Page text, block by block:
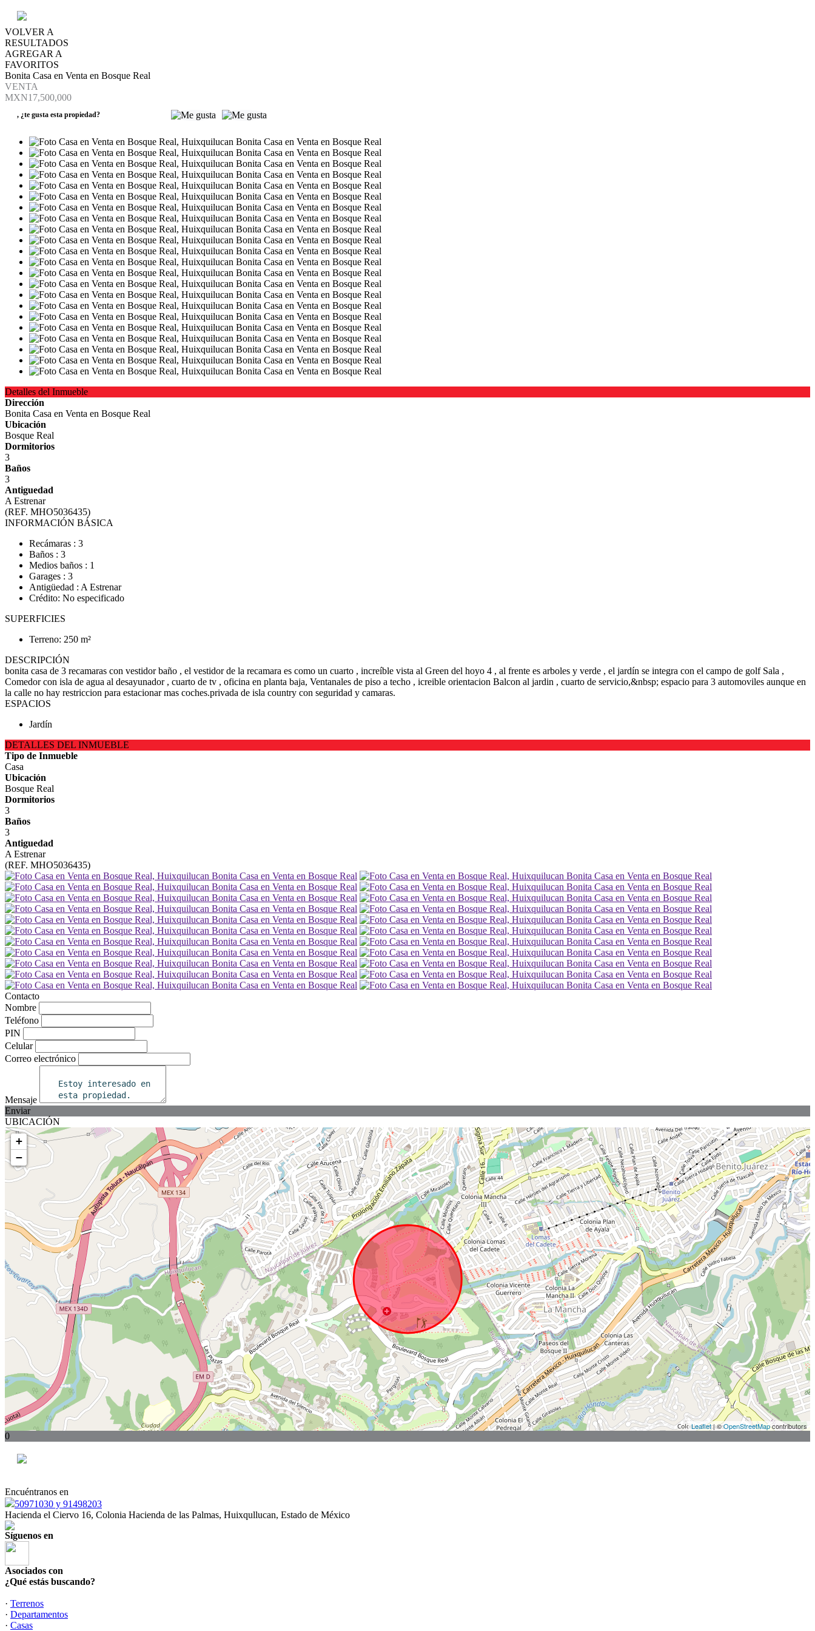
VOLVER A
RESULTADOS
AGREGAR A
FAVORITOS
Bonita Casa en Venta en Bosque Real
VENTA
MXN17,500,000
, ¿te gusta esta propiedad?
Detalles del Inmueble
Dirección
Bonita Casa en Venta en Bosque Real
Ubicación
Bosque Real
Dormitorios
3
Baños
3
Antiguedad
A Estrenar
(REF. MHO5036435)
INFORMACIÓN BÁSICA
Recámaras : 3
Baños : 3
Medios baños : 1
Garages : 3
Antigüedad : A Estrenar
Crédito: No especificado
SUPERFICIES
Terreno: 250 m²
DESCRIPCIÓN
bonita casa de 3 recamaras con vestidor baño , el vestidor de la recamara es como un cuarto , increíble vista al Green del hoyo 4 , al frente es arboles y verde , el jardín se integra con el campo de golf Sala ,
Comedor con isla de agua al desayunador , cuarto de tv , oficina en planta baja, Ventanales de piso a techo , icreible orientacion Balcon al jardin , cuarto de servicio,&nbsp; espacio para 3 automoviles aunque en
la calle no hay restriccion para estacionar mas coches.privada de isla country con seguridad y camaras.
ESPACIOS
Jardín
DETALLES DEL INMUEBLE
Tipo de Inmueble
Casa
Ubicación
Bosque Real
Dormitorios
3
Baños
3
Antiguedad
A Estrenar
(REF. MHO5036435)
Contacto
Nombre
Teléfono
PIN
Celular
Correo electrónico
Mensaje
Enviar
UBICACIÓN
+
−
Leaflet| ©OpenStreetMapcontributors
0
Encuéntranos en
50971030 y 91498203
Hacienda el Ciervo 16, Colonia Hacienda de las Palmas, Huixqullucan, Estado de México
Síguenos en
Asociados con
¿Qué estás buscando?
· Terrenos
· Departamentos
· Casas